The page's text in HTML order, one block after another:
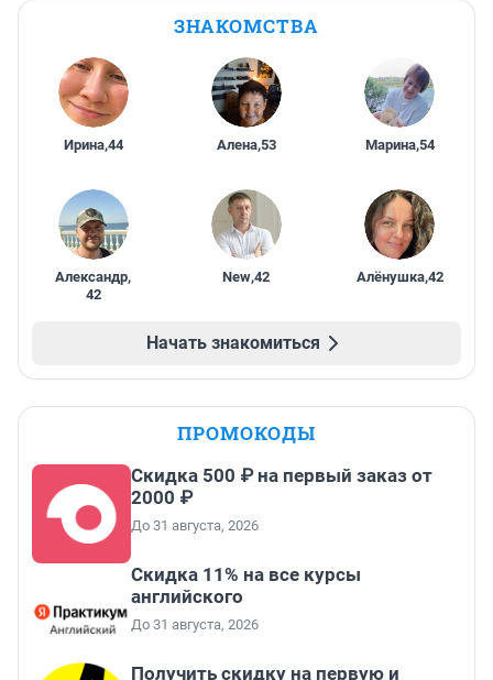
ЗНАКОМСТВА
Ирина,44 Алена,53 Марина,54
Александр,
42
New,42 Алёнушка,42
Начать знакомиться
ПРОМОКОДЫ
Скидка 500 ₽ на первый заказ от
2000 ₽
До 31 августа, 2026
Скидка 11% на все курсы
английского
До 31 августа, 2026
Получить скидку на первую и